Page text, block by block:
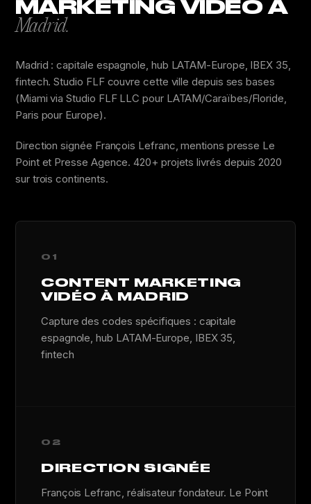
MARKETING VIDÉO À
Madrid.
Madrid : capitale espagnole, hub LATAM-Europe, IBEX 35,
fintech. Studio FLF couvre cette ville depuis ses bases
(Miami via Studio FLF LLC pour LATAM/Caraïbes/Floride,
Paris pour Europe).
Direction signée François Lefranc, mentions presse Le
Point et Presse Agence. 420+ projets livrés depuis 2020
sur trois continents.
01
CONTENT MARKETING
VIDÉO À MADRID
Capture des codes spécifiques : capitale
espagnole, hub LATAM-Europe, IBEX 35,
fintech
02
DIRECTION SIGNÉE
François Lefranc, réalisateur fondateur. Le Point